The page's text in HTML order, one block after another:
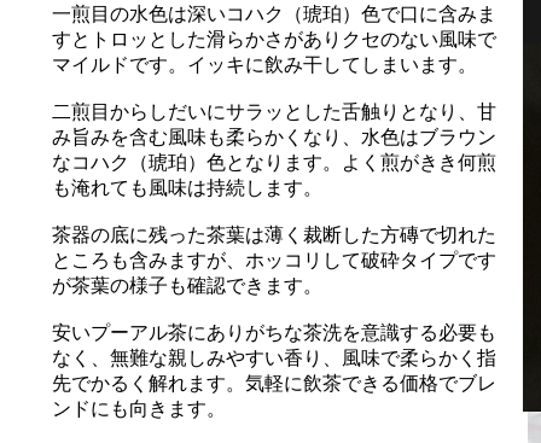
一煎目の水色は深いコハク（琥珀）色で口に含みま
すとトロッとした滑らかさがありクセのない風味で
マイルドです。イッキに飲み干してしまいます。
二煎目からしだいにサラッとした舌触りとなり、甘
み旨みを含む風味も柔らかくなり、水色はブラウン
なコハク（琥珀）色となります。よく煎がきき何煎
も淹れても風味は持続します。
茶器の底に残った茶葉は薄く裁断した方磚で切れた
ところも含みますが、ホッコリして破砕タイプです
が茶葉の様子も確認できます。
安いプーアル茶にありがちな茶洗を意識する必要も
なく、無難な親しみやすい香り、風味で柔らかく指
先でかるく解れます。気軽に飲茶できる価格でブレ
ンドにも向きます。